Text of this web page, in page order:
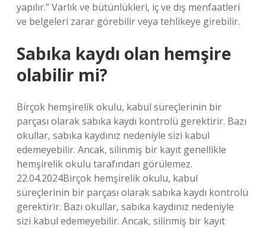
yapılır.” Varlık ve bütünlükleri, iç ve dış menfaatleri
ve belgeleri zarar görebilir veya tehlikeye girebilir.
Sabıka kaydı olan hemşire
olabilir mi?
Birçok hemşirelik okulu, kabul süreçlerinin bir
parçası olarak sabıka kaydı kontrolü gerektirir. Bazı
okullar, sabıka kaydınız nedeniyle sizi kabul
edemeyebilir. Ancak, silinmiş bir kayıt genellikle
hemşirelik okulu tarafından görülemez.
22.04.2024Birçok hemşirelik okulu, kabul
süreçlerinin bir parçası olarak sabıka kaydı kontrolü
gerektirir. Bazı okullar, sabıka kaydınız nedeniyle
sizi kabul edemeyebilir. Ancak, silinmiş bir kayıt